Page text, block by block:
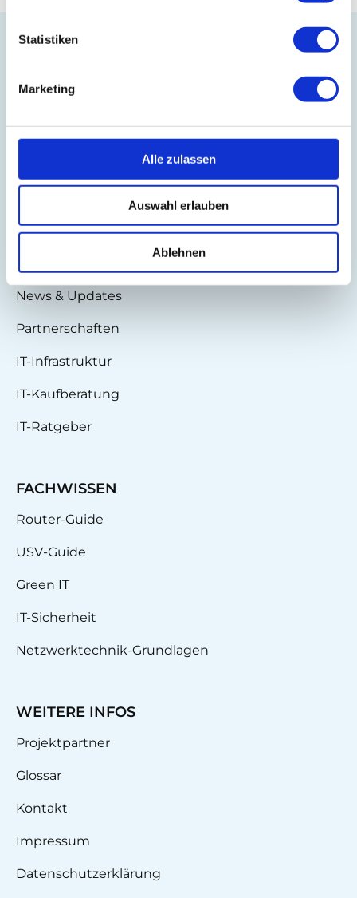
Statistiken
Marketing
Alle zulassen
Auswahl erlauben
Ablehnen
Besuchen Sie unseren Onlineshop
BLOG
News & Updates
Partnerschaften
IT-Infrastruktur
IT-Kaufberatung
IT-Ratgeber
FACHWISSEN
Router-Guide
USV-Guide
Green IT
IT-Sicherheit
Netzwerktechnik-Grundlagen
WEITERE INFOS
Projektpartner
Glossar
Kontakt
Impressum
Datenschutzerklärung